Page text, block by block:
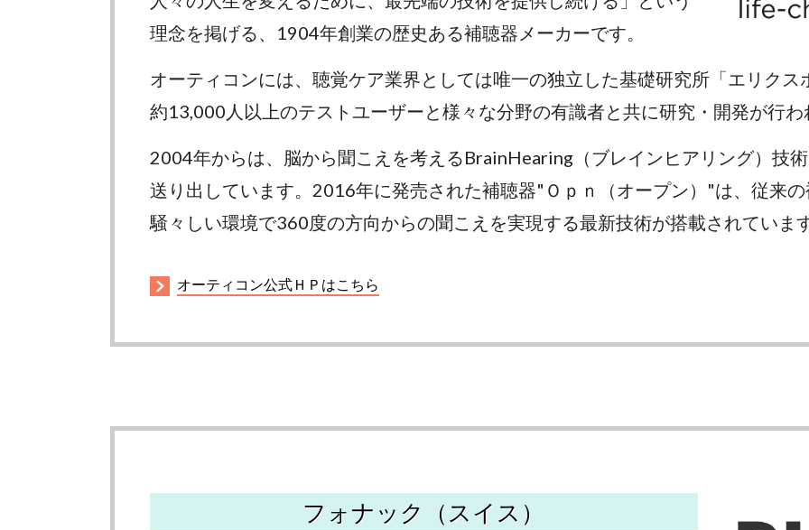
理念を掲げる、1904年創業の歴史ある補聴器メーカーです。
オーティコンには、聴覚ケア業界としては唯一の独立した基礎研究所「エリク
約13,000人以上のテストユーザーと様々な分野の有識者と共に研究・開発が行わ
2004年からは、脳から聞こえを考えるBrainHearing（ブレインヒアリング）技
送り出しています。2016年に発売された補聴器"Ｏｐｎ（オープン）"は、従来
騒々しい環境で360度の方向からの聞こえを実現する最新技術が搭載されていま
オーティコン公式ＨＰはこちら
フォナック（スイス）